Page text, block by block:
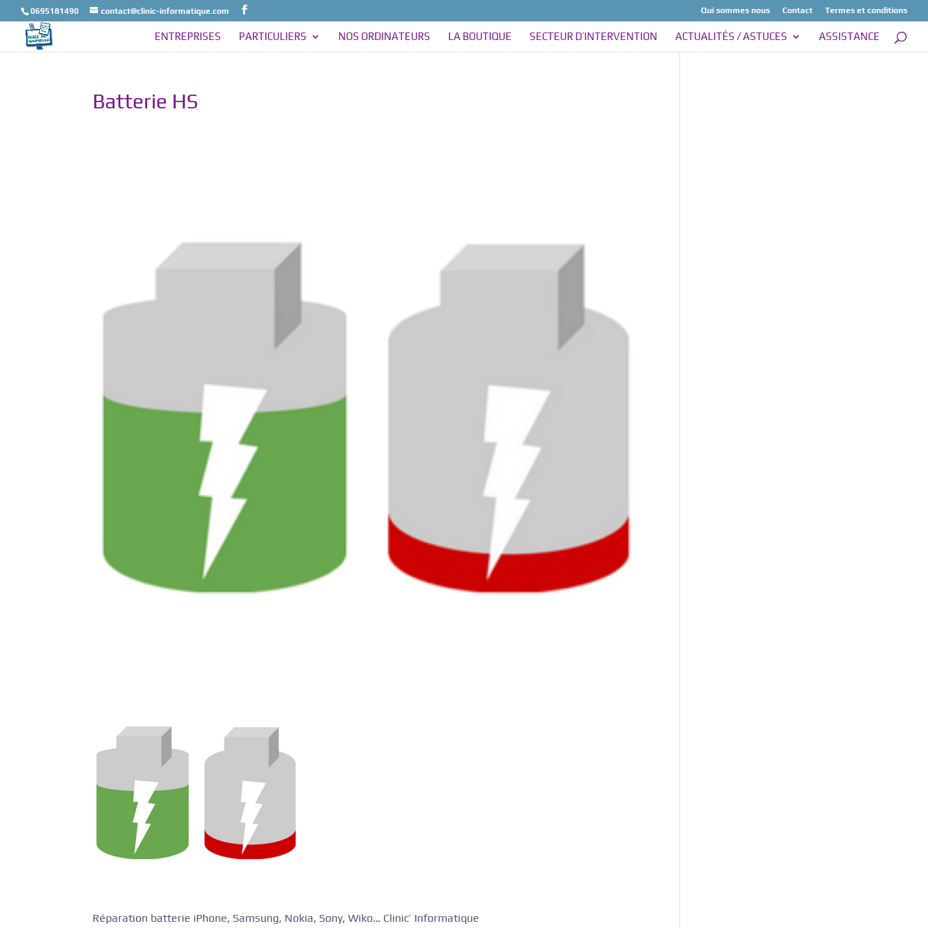
0695181490 contact@clinic-informatique.com Qui sommes nous Contact Termes et conditions
ENTREPRISES PARTICULIERS NOS ORDINATEURS LA BOUTIQUE SECTEUR D’INTERVENTION ACTUALITÉS / ASTUCES ASSISTANCE
Batterie HS
Réparation batterie iPhone, Samsung, Nokia, Sony, Wiko… Clinic’ Informatique